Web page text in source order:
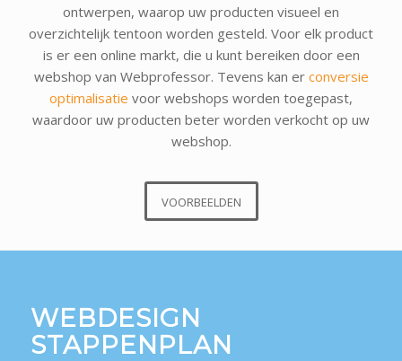
ontwerpen, waarop uw producten visueel en
overzichtelijk tentoon worden gesteld. Voor elk product
is er een online markt, die u kunt bereiken door een
webshop van Webprofessor. Tevens kan er conversie
optimalisatie voor webshops worden toegepast,
waardoor uw producten beter worden verkocht op uw
webshop.
VOORBEELDEN
WEBDESIGN
STAPPENPLAN